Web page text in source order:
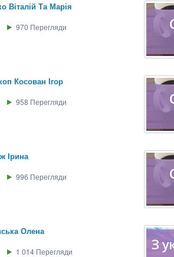
Віталій Та Марія
970 Перегляди
Косован Ігор
958 Перегляди
Iрина
996 Перегляди
Олена
1 014 Перегляди